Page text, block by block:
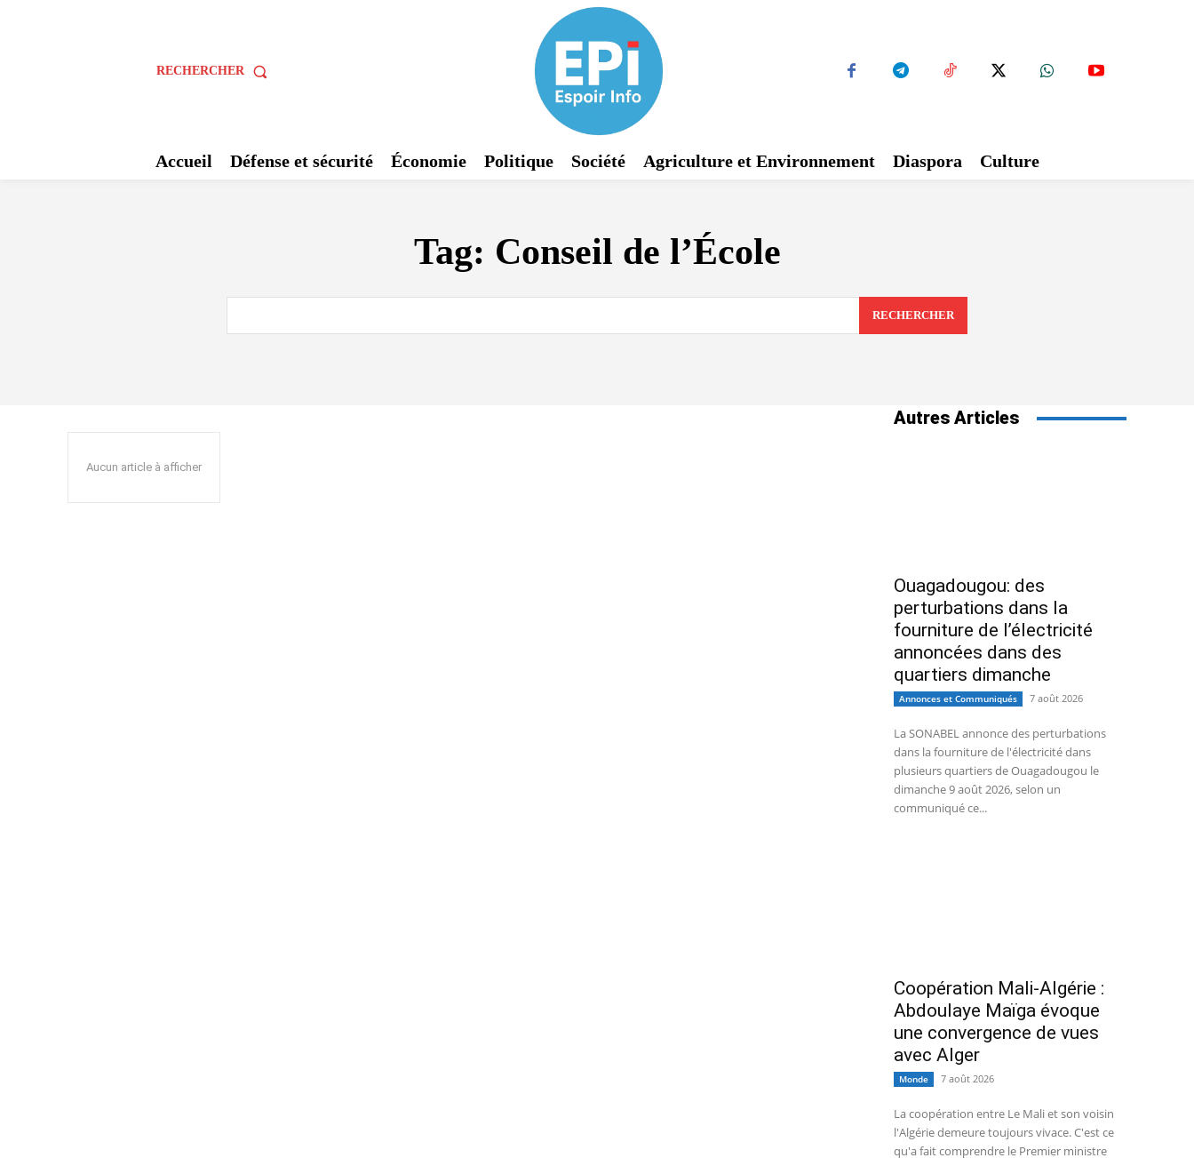
RECHERCHER
Accueil Défense et sécurité Économie Politique Société Agriculture et Environnement Diaspora Culture
Tag: Conseil de l’École
RECHERCHER
Aucun article à afficher
Autres Articles
Ouagadougou: des
perturbations dans la
fourniture de l’électricité
annoncées dans des
quartiers dimanche
Annonces et Communiqués 7 août 2026
La SONABEL annonce des perturbations
dans la fourniture de l'électricité dans
plusieurs quartiers de Ouagadougou le
dimanche 9 août 2026, selon un
communiqué ce...
Coopération Mali-Algérie :
Abdoulaye Maïga évoque
une convergence de vues
avec Alger
Monde 7 août 2026
La coopération entre Le Mali et son voisin
l'Algérie demeure toujours vivace. C'est ce
qu'a fait comprendre le Premier ministre